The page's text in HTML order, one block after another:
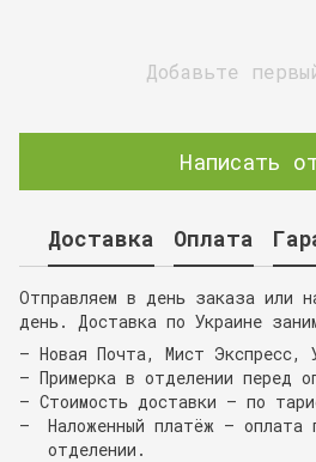
Добавьте
Написать
Доставка Оплата
Отправляем в день заказа или
день. Доставка по Украине
— Новая Почта, Мист Экспресс,
— Примерка в отделении перед
— Стоимость доставки — по
Наложенный платёж — оплата
отделении.